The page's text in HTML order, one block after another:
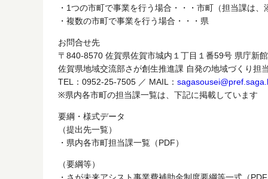
・1つの市町で事業を行う場合・・・市町（担当課は、
・複数の市町で事業を行う場合・・・県
お問合せ先
〒840-8570 佐賀県佐賀市城内１丁目１番59号 県庁新
佐賀県地域交流部さが創生推進課 自発の地域づくり担当
TEL：0952-25-7505 ／ MAIL：
※県内各市町の担当課一覧は、下記に掲載しています
要綱・様式データ
（提出先一覧）
・県内各市町担当課一覧（PDF）
（要綱等）